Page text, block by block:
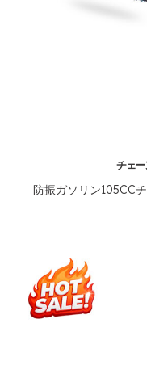
チェ
防振ガソリン105CC